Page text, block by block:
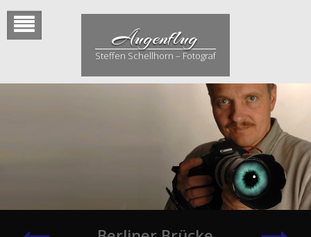
content
Augenflug
Steffen Schellhorn – Fotograf